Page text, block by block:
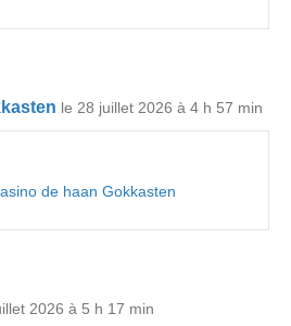
le 28 juillet 2026 à 4 h 57 min
de haan Gokkasten
2026 à 5 h 17 min